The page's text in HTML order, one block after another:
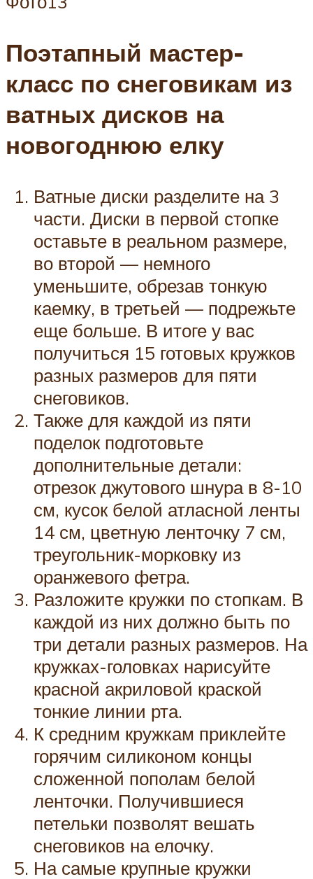
Поэтапный мастер-
класс по снеговикам из
ватных дисков на
новогоднюю елку
Ватные диски разделите на 3
части. Диски в первой стопке
оставьте в реальном размере,
во второй — немного
уменьшите, обрезав тонкую
каемку, в третьей — подрежьте
еще больше. В итоге у вас
получиться 15 готовых кружков
разных размеров для пяти
снеговиков.
Также для каждой из пяти
поделок подготовьте
дополнительные детали:
отрезок джутового шнура в 8-10
см, кусок белой атласной ленты
14 см, цветную ленточку 7 см,
треугольник-морковку из
оранжевого фетра.
Разложите кружки по стопкам. В
каждой из них должно быть по
три детали разных размеров. На
кружках-головках нарисуйте
красной акриловой краской
тонкие линии рта.
К средним кружкам приклейте
горячим силиконом концы
сложенной пополам белой
ленточки. Получившиеся
петельки позволят вешать
снеговиков на елочку.
На самые крупные кружки